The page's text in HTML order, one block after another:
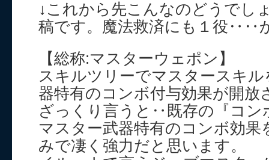
↓これから先こんなのどうでし
稿です。魔法救済にも１役‥‥
【総称:マスターウェポン】
スキルツリーでマスタースキ
器特有のコンボ付与効果が開放
ざっくり言うと‥既存の『コン
マスター武器特有のコンボ効果
みで凄く強力だと思います。